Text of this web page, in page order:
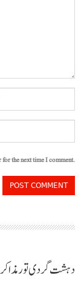
for the next time I comment.
دہشت گردی تور